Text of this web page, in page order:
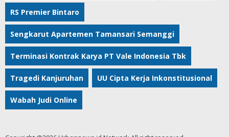
RS Premier Bintaro
Sengkarut Apartemen Tamansari Semanggi
Terminasi Kontrak Karya PT Vale Indonesia Tbk
Tragedi Kanjuruhan UU Cipta Kerja Inkonstitusional
Wabah Judi Online